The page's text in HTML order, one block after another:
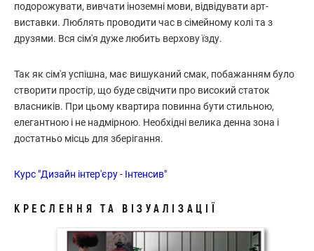
подорожувати, вивчати іноземні мови, відвідувати арт-
виставки. Люблять проводити час в сімейному колі та з
друзями. Вся сім'я дуже любить верхову їзду.
Так як сім'я успішна, має вишуканий смак, побажанням було
створити простір, що буде свідчити про високий статок
власників. При цьому квартира повинна бути стильною,
елегантною і не надмірною. Необхідні велика денна зона і
достатньо місць для зберігання.
Курс "Дизайн інтер'єру - Інтенсив"
КРЕСЛЕННЯ ТА ВІЗУАЛІЗАЦІЇ